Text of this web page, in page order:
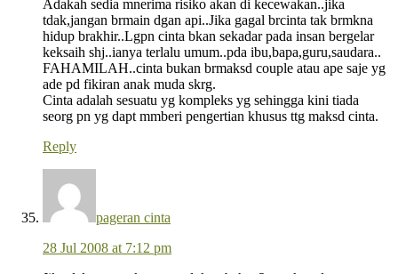
Adakah sedia mnerima risiko akan di kecewakan..jika
tdak,jangan brmain dgan api..Jika gagal brcinta tak brmkna
hidup brakhir..Lgpn cinta bkan sekadar pada insan bergelar
keksaih shj..ianya terlalu umum..pda ibu,bapa,guru,saudara..
FAHAMILAH..cinta bukan brmaksd couple atau ape saje yg
ade pd fikiran anak muda skrg.
Cinta adalah sesuatu yg kompleks yg sehingga kini tiada
seorg pn yg dapt mmberi pengertian khusus ttg maksd cinta.
Reply
pageran cinta
28 Jul 2008 at 7:12 pm